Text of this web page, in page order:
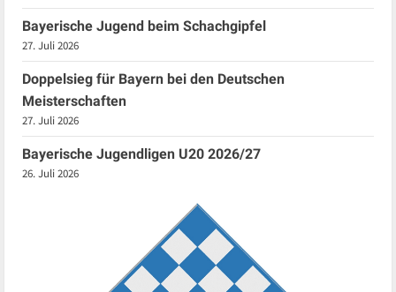
Bayerische Jugend beim Schachgipfel
27. Juli 2026
Doppelsieg für Bayern bei den Deutschen
Meisterschaften
27. Juli 2026
Bayerische Jugendligen U20 2026/27
26. Juli 2026